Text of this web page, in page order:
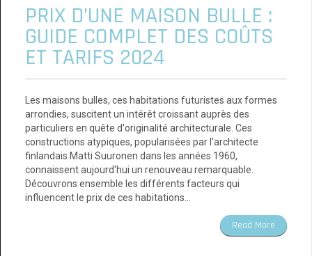
PRIX D’UNE MAISON BULLE :
GUIDE COMPLET DES COÛTS
ET TARIFS 2024
Les maisons bulles, ces habitations futuristes aux formes
arrondies, suscitent un intérêt croissant auprès des
particuliers en quête d'originalité architecturale. Ces
constructions atypiques, popularisées par l'architecte
finlandais Matti Suuronen dans les années 1960,
connaissent aujourd'hui un renouveau remarquable.
Découvrons ensemble les différents facteurs qui
influencent le prix de ces habitations…
Read More